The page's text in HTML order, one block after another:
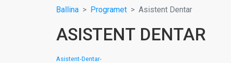
Ballina Programet Asistent Dentar
ASISTENT DENTAR
Asistent-Dentar-